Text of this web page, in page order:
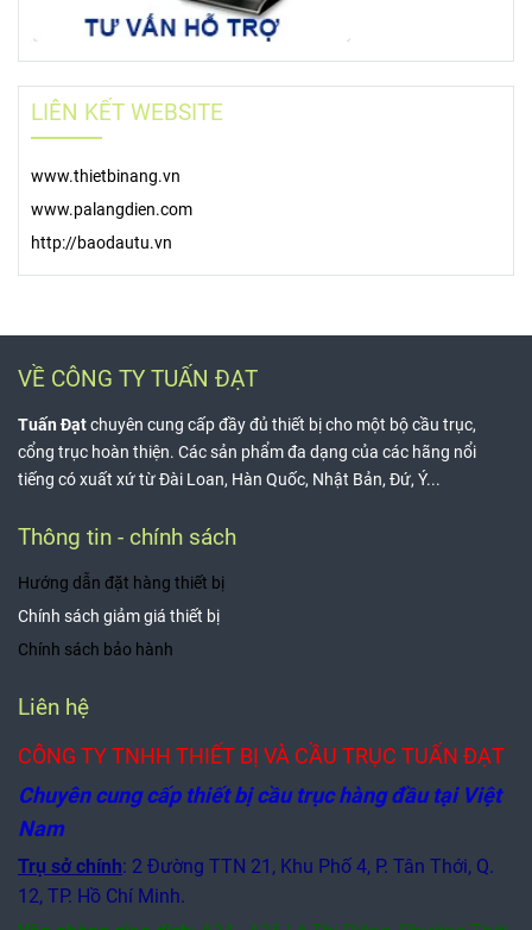
LIÊN KẾT WEBSITE
www.thietbinang.vn
www.palangdien.com
http://baodautu.vn
VỀ CÔNG TY TUẤN ĐẠT
Tuấn Đạtchuyên cung cấp đầy đủ thiết bị cho một bộ cầu trục,
cổng trục hoàn thiện. Các sản phẩm đa dạng của các hãng nổi
tiếng có xuất xứ từ Đài Loan, Hàn Quốc, Nhật Bản, Đứ, Ý...
Thông tin - chính sách
Hướng dẫn đặt hàng thiết bị
Chính sách giảm giá thiết bị
Chính sách bảo hành
Liên hệ
CÔNG TY TNHH THIẾT BỊ VÀ CẦU TRỤC TUẤN ĐẠT
Chuyên cung cấp thiết bị cầu trục hàng đầu tại Việt
Nam
Trụ sở chính: 2 Đường TTN 21, Khu Phố 4, P. Tân Thới, Q.
12, TP. Hồ Chí Minh.